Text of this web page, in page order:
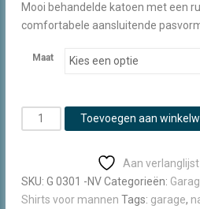
Mooi behandelde katoen met een
comfortabele aansluitende
Maat
Garage
T-
Bodyfit
ronde
Toevoegen aan
Aan
SKU: G 0301 -NV Categorieën:
Shirts voor mannen Tags: garage,